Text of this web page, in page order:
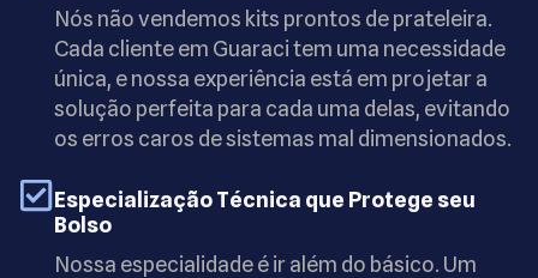
Nós não vendemos kits prontos de prateleira.
Cada cliente em Guaraci tem uma necessidade
única, e nossa experiência está em projetar a
solução perfeita para cada uma delas, evitando
os erros caros de sistemas mal dimensionados.
Especialização Técnica que Protege seu
Bolso
Nossa especialidade é ir além do básico. Um